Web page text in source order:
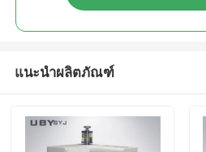
แนะนำผลิตภัณฑ์